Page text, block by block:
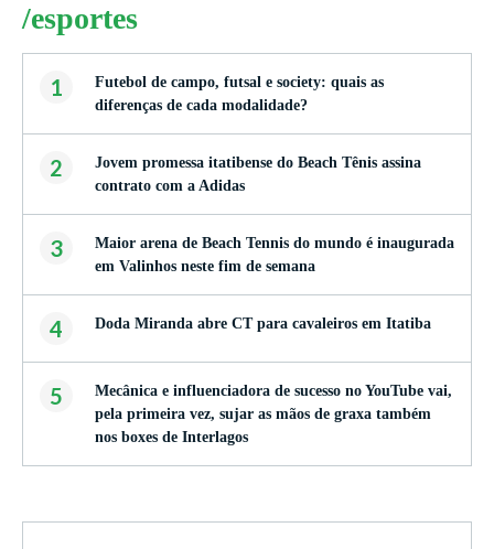
/esportes
1
Futebol de campo, futsal e society: quais as
diferenças de cada modalidade?
2
Jovem promessa itatibense do Beach Tênis assina
contrato com a Adidas
3
Maior arena de Beach Tennis do mundo é inaugurada
em Valinhos neste fim de semana
4 Doda Miranda abre CT para cavaleiros em Itatiba
5
Mecânica e influenciadora de sucesso no YouTube vai,
pela primeira vez, sujar as mãos de graxa também
nos boxes de Interlagos